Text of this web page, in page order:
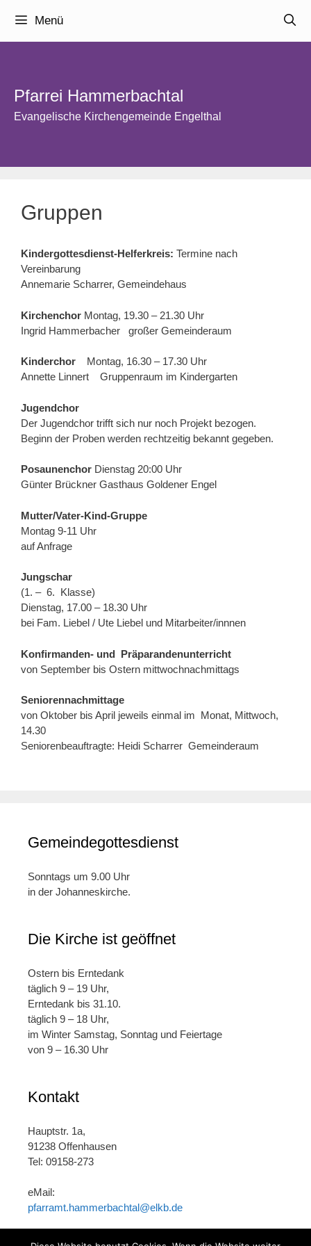
Inhalt
Menü
Pfarrei Hammerbachtal
Evangelische Kirchengemeinde Engelthal
Gruppen
Kindergottesdienst-Helferkreis: Termine nach
Vereinbarung
Annemarie Scharrer, Gemeindehaus
Kirchenchor Montag, 19.30 – 21.30 Uhr
Ingrid Hammerbacher großer Gemeinderaum
Kinderchor Montag, 16.30 – 17.30 Uhr
Annette Linnert Gruppenraum im Kindergarten
Jugendchor
Der Jugendchor trifft sich nur noch Projekt bezogen.
Beginn der Proben werden rechtzeitig bekannt gegeben.
Posaunenchor Dienstag 20:00 Uhr
Günter Brückner Gasthaus Goldener Engel
Mutter/Vater-Kind-Gruppe
Montag 9-11 Uhr
auf Anfrage
Jungschar
(1. – 6. Klasse)
Dienstag, 17.00 – 18.30 Uhr
bei Fam. Liebel / Ute Liebel und Mitarbeiter/innnen
Konfirmanden- und Präparandenunterricht
von September bis Ostern mittwochnachmittags
Seniorennachmittage
von Oktober bis April jeweils einmal im Monat, Mittwoch,
14.30
Seniorenbeauftragte: Heidi Scharrer Gemeinderaum
Gemeindegottesdienst
Sonntags um 9.00 Uhr
in der Johanneskirche.
Die Kirche ist geöffnet
Ostern bis Erntedank
täglich 9 – 19 Uhr,
Erntedank bis 31.10.
täglich 9 – 18 Uhr,
im Winter Samstag, Sonntag und Feiertage
von 9 – 16.30 Uhr
Kontakt
Hauptstr. 1a,
91238 Offenhausen
Tel: 09158-273
eMail:
pfarramt.hammerbachtal@elkb.de